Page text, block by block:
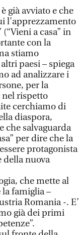
già avviato e che
l’apprezzamento
a casa” in
con la
stiamo
paesi – spiega
ad analizzare i
per la
rispetto
cerchiamo di
diaspora,
che salvaguarda
per dire che la
protagonista
della nuova
che mette al
la famiglia –
Romania -. E’
già dei primi